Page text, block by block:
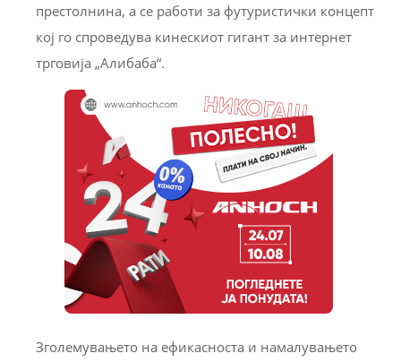
престолнина, а се работи за футуристички концепт
кој го спроведува кинескиот гигант за интернет
трговија „Алибаба“.
Зголемувањето на ефикасноста и намалувањето